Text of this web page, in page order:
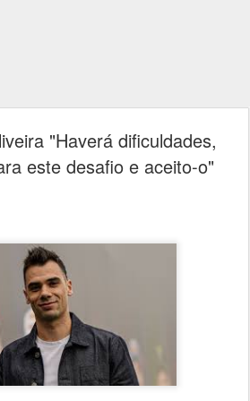
"Haverá dificuldades,
este desafio e aceito-o"